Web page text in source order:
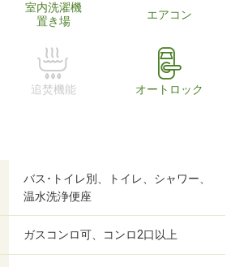
室内洗濯機
置き場
エアコン
追焚機能 オートロック
バス･トイレ別、トイレ、シャワー、
温水洗浄便座
ガスコンロ可、コンロ2口以上